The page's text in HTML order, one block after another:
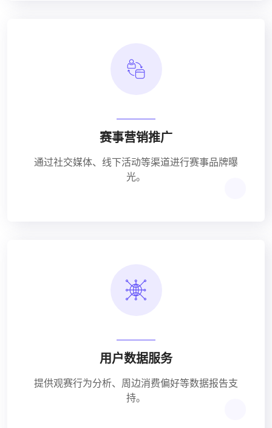
赛事营销推广
通过社交媒体、线下活动等渠道进行赛事品牌曝
光。
用户数据服务
提供观赛行为分析、周边消费偏好等数据报告支
持。